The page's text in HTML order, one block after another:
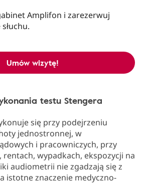
Amplifon i zarezerwuj
Umów wizytę!
testu Stengera
się przy podejrzeniu
jednostronnej, w
i pracowniczych, przy
wypadkach, ekspozycji na
audiometrii nie zgadzają się z
istotne znaczenie medyczno-